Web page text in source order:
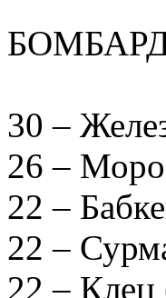
30 –
26 –
22 –
22 –
22 – Клец